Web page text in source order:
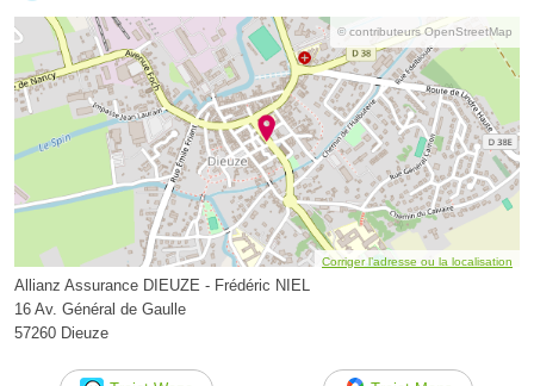
© contributeurs OpenStreetMap
Corriger l’adresse ou la localisation
Allianz Assurance DIEUZE - Frédéric NIEL
16 Av. Général de Gaulle
57260 Dieuze